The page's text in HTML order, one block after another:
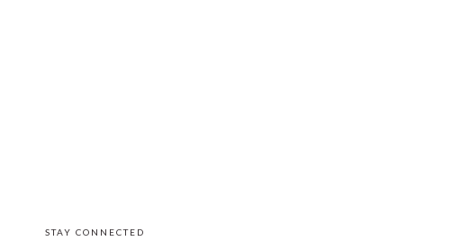
STAY CONNECTED